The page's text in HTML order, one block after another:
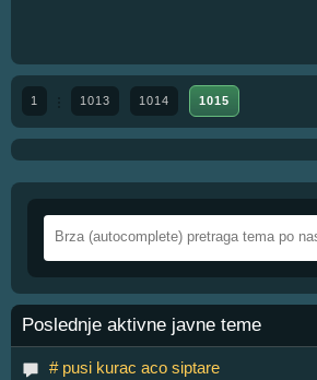
1 1013 1014 1015
Poslednje aktivne javne teme
# pusi kurac aco siptare